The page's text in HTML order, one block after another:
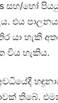
සහ/හෝ
එය
යා හැකි
විය හැකිය.
තිබේ.